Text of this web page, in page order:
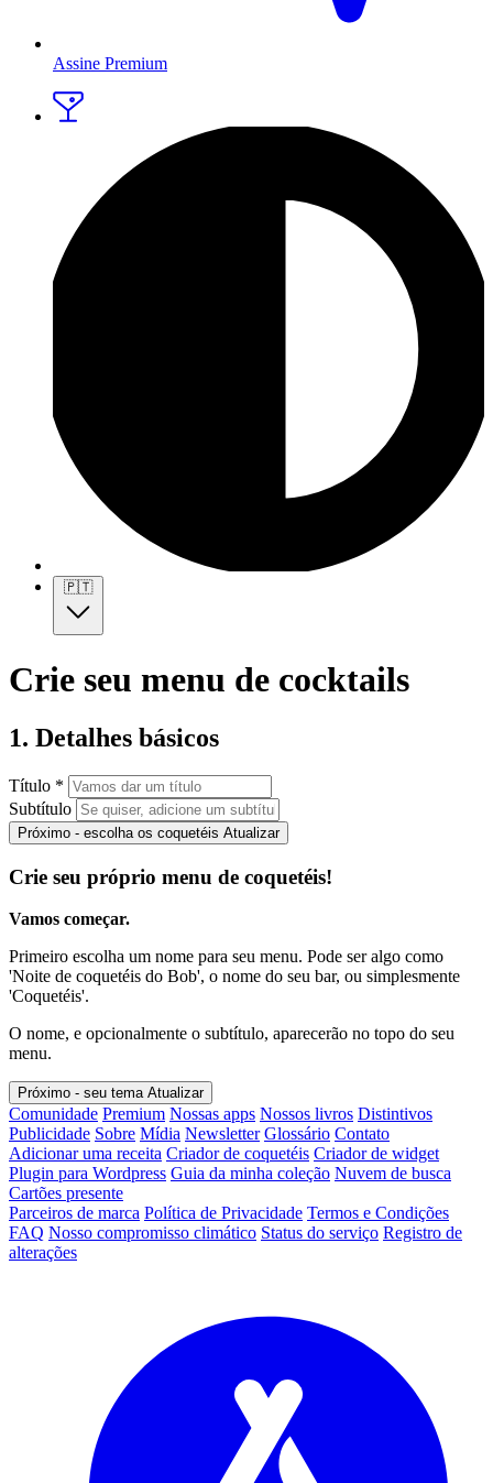
Assine Premium
🇵🇹
Crie seu menu de cocktails
1. Detalhes básicos
Título *
Subtítulo
Próximo - escolha os coquetéis Atualizar
Crie seu próprio menu de coquetéis!
Vamos começar.
Primeiro escolha um nome para seu menu. Pode ser algo como
'Noite de coquetéis do Bob', o nome do seu bar, ou simplesmente
'Coquetéis'.
O nome, e opcionalmente o subtítulo, aparecerão no topo do seu
menu.
Próximo - seu tema Atualizar
Comunidade Premium Nossas apps Nossos livros Distintivos
Publicidade Sobre Mídia Newsletter Glossário Contato
Adicionar uma receita Criador de coquetéis Criador de widget
Plugin para Wordpress Guia da minha coleção Nuvem de busca
Cartões presente
Parceiros de marca Política de Privacidade Termos e Condições
FAQ Nosso compromisso climático Status do serviço Registro de
alterações